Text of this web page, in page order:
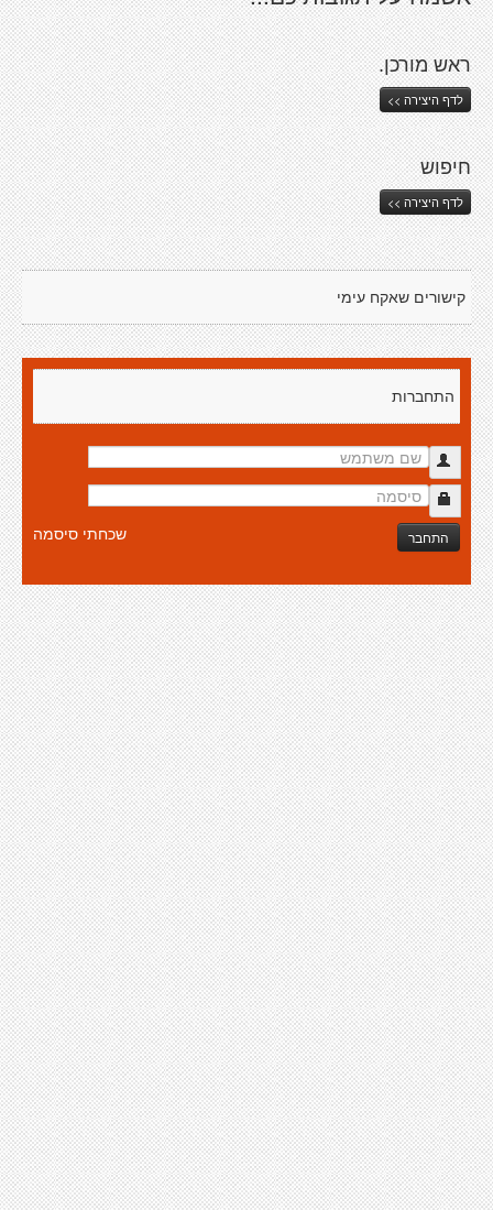
ראש מורכן.
לדף היצירה >>
חיפוש
לדף היצירה >>
קישורים שאקח עימי
התחברות
התחבר שכחתי סיסמה